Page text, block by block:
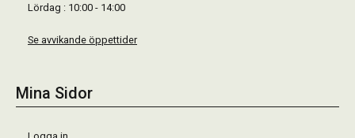
Lördag : 10:00 - 14:00
Se avvikande öppettider
Mina Sidor
Logga in